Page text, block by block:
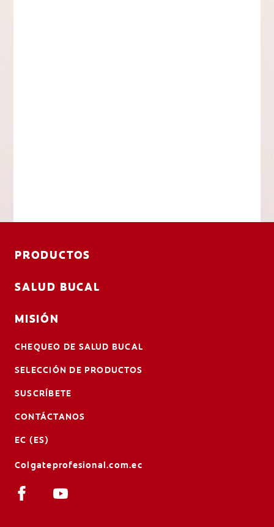
PRODUCTOS
SALUD BUCAL
MISIÓN
CHEQUEO DE SALUD BUCAL
SELECCIÓN DE PRODUCTOS
SUSCRÍBETE
CONTÁCTANOS
EC (ES)
Colgateprofesional.com.ec